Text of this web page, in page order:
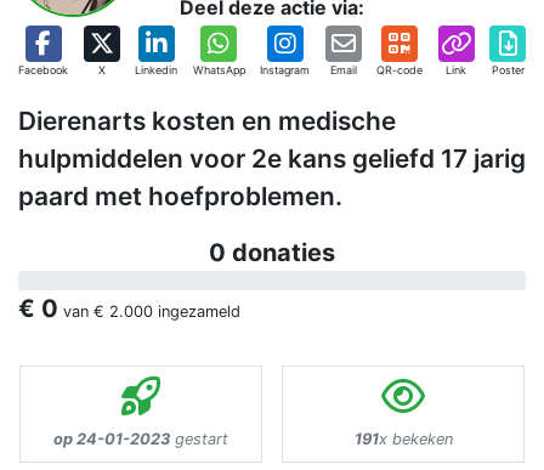
Deel deze actie via:
Facebook X Linkedin WhatsApp Instagram Email QR-code Link Poster
Dierenarts kosten en medische
hulpmiddelen voor 2e kans geliefd 17 jarig
paard met hoefproblemen.
0 donaties
€ 0 van € 2.000 ingezameld
op 24-01-2023 gestart 191x bekeken